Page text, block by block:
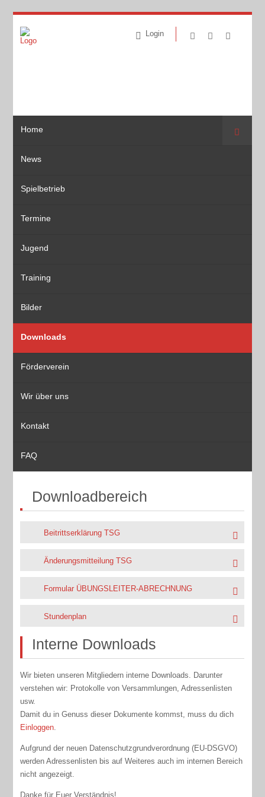
Login
Home
News
Spielbetrieb
Termine
Jugend
Training
Bilder
Downloads
Förderverein
Wir über uns
Kontakt
FAQ
Suche
Downloadbereich
Beitrittserklärung TSG
Änderungsmitteilung TSG
Formular ÜBUNGSLEITER-ABRECHNUNG
Stundenplan
Interne Downloads
Wir bieten unseren Mitgliedern interne Downloads. Darunter
verstehen wir: Protokolle von Versammlungen, Adressenlisten
usw.
Damit du in Genuss dieser Dokumente kommst, muss du dich
Einloggen.
Aufgrund der neuen Datenschutzgrundverordnung (EU-DSGVO)
werden Adressenlisten bis auf Weiteres auch im internen Bereich
nicht angezeigt.
Danke für Euer Verständnis!